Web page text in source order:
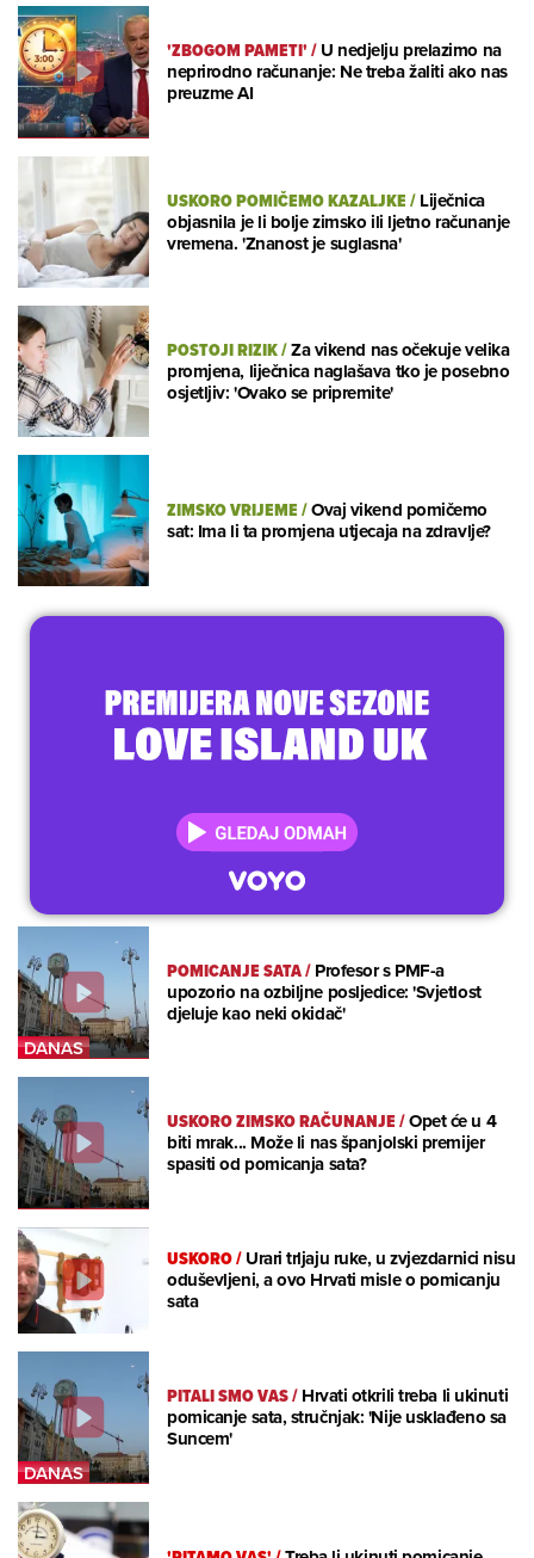
'ZBOGOM PAMETI'/U nedjelju prelazimo na
neprirodno računanje: Ne treba žaliti ako nas
preuzme AI
USKORO POMIČEMO KAZALJKE/Liječnica
objasnila je li bolje zimsko ili ljetno računanje
vremena. 'Znanost je suglasna'
POSTOJI RIZIK/Za vikend nas očekuje velika
promjena, liječnica naglašava tko je posebno
osjetljiv: 'Ovako se pripremite'
ZIMSKO VRIJEME/Ovaj vikend pomičemo
sat: Ima li ta promjena utjecaja na zdravlje?
POMICANJE SATA/Profesor s PMF-a
upozorio na ozbiljne posljedice: 'Svjetlost
djeluje kao neki okidač'
USKORO ZIMSKO RAČUNANJE/Opet će u 4
biti mrak... Može li nas španjolski premijer
spasiti od pomicanja sata?
USKORO/Urari trljaju ruke, u zvjezdarnici nisu
oduševljeni, a ovo Hrvati misle o pomicanju
sata
PITALI SMO VAS/Hrvati otkrili treba li ukinuti
pomicanje sata, stručnjak: 'Nije usklađeno sa
Suncem'